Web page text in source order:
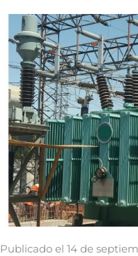
Publicado el 14 de